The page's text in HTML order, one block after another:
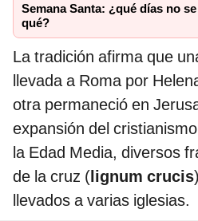
Semana Santa: ¿qué días no
qué?
La tradición afirma que
llevada a Roma por
otra permaneció en
expansión del
la Edad Media, diversos
de la cruz (lignum crucis
llevados a varias iglesias.